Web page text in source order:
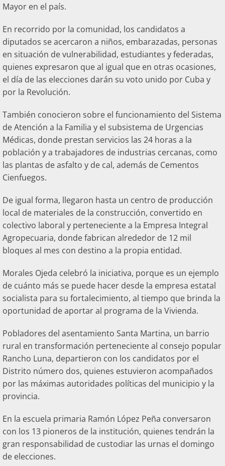
Mayor en el país.
En recorrido por la comunidad, los candidatos a
diputados se acercaron a niños, embarazadas, personas
en situación de vulnerabilidad, estudiantes y federadas,
quienes expresaron que al igual que en otras ocasiones,
el día de las elecciones darán su voto unido por Cuba y
por la Revolución.
También conocieron sobre el funcionamiento del Sistema
de Atención a la Familia y el subsistema de Urgencias
Médicas, donde prestan servicios las 24 horas a la
población y a trabajadores de industrias cercanas, como
las plantas de asfalto y de cal, además de Cementos
Cienfuegos.
De igual forma, llegaron hasta un centro de producción
local de materiales de la construcción, convertido en
colectivo laboral y perteneciente a la Empresa Integral
Agropecuaria, donde fabrican alrededor de 12 mil
bloques al mes con destino a la propia entidad.
Morales Ojeda celebró la iniciativa, porque es un ejemplo
de cuánto más se puede hacer desde la empresa estatal
socialista para su fortalecimiento, al tiempo que brinda la
oportunidad de aportar al programa de la Vivienda.
Pobladores del asentamiento Santa Martina, un barrio
rural en transformación perteneciente al consejo popular
Rancho Luna, departieron con los candidatos por el
Distrito número dos, quienes estuvieron acompañados
por las máximas autoridades políticas del municipio y la
provincia.
En la escuela primaria Ramón López Peña conversaron
con los 13 pioneros de la institución, quienes tendrán la
gran responsabilidad de custodiar las urnas el domingo
de elecciones.